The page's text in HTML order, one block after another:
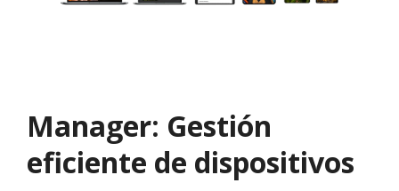
Manager: Gestión
eficiente de dispositivos